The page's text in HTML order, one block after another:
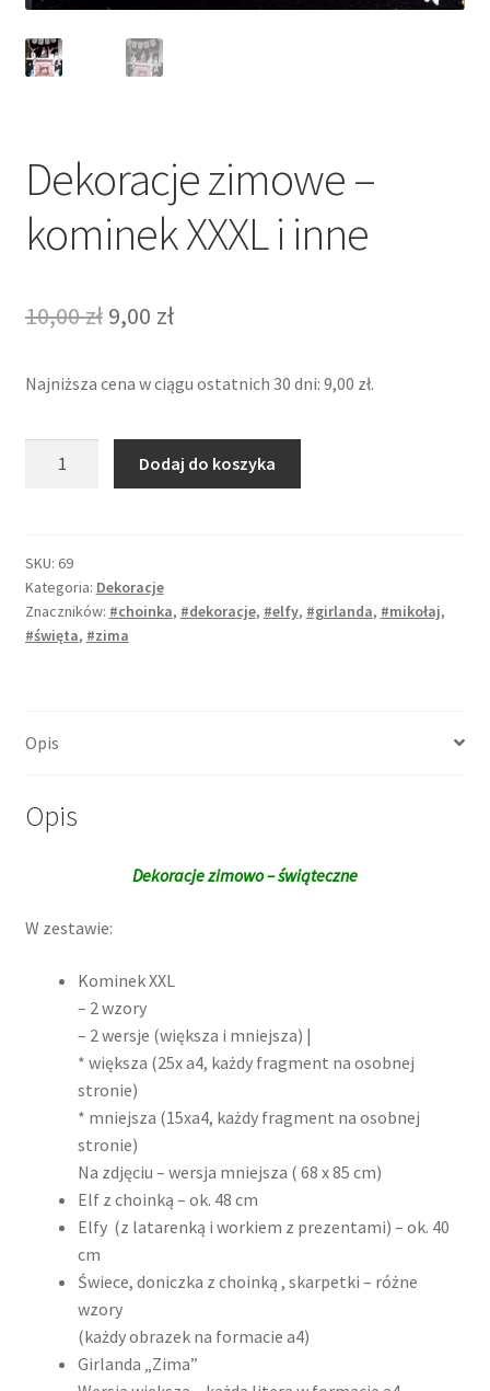
Dekoracje zimowe –
kominek XXXL i inne
10,00zł Pierwotna
wynosiła:
10,00 zł.
9,00 złAktualna
wynosi:
9,00 zł.
Najniższa cena w ciągu ostatnich 30 dni: 9,00 zł.
kominek
XXXL
i
inne
Dodaj do koszyka
SKU: 69
Kategoria: Dekoracje
Znaczników: #choinka, #dekoracje, #elfy, #girlanda, #mikołaj,
#święta, #zima
Opis
Opis
Dekoracje zimowo – świąteczne
W zestawie:
Kominek XXL
– 2 wzory
– 2 wersje (większa i mniejsza) |
* większa (25x a4, każdy fragment na osobnej
stronie)
* mniejsza (15xa4, każdy fragment na osobnej
stronie)
Na zdjęciu – wersja mniejsza ( 68 x 85 cm)
Elf z choinką – ok. 48 cm
Elfy (z latarenką i workiem z prezentami) – ok. 40
cm
Świece, doniczka z choinką , skarpetki – różne
wzory
(każdy obrazek na formacie a4)
Girlanda „Zima”